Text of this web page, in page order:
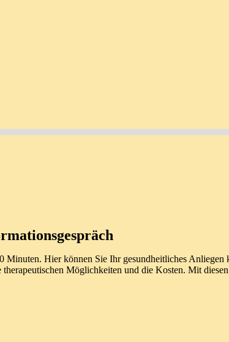
Hier können Sie Ihr gesundheitliches
Möglichkeiten und die Kosten. Mit